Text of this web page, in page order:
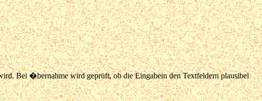
Bei �bernahme wird geprüft, ob die Eingabein den Textfeldern plausibel